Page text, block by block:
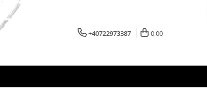
+40722973387 0,00